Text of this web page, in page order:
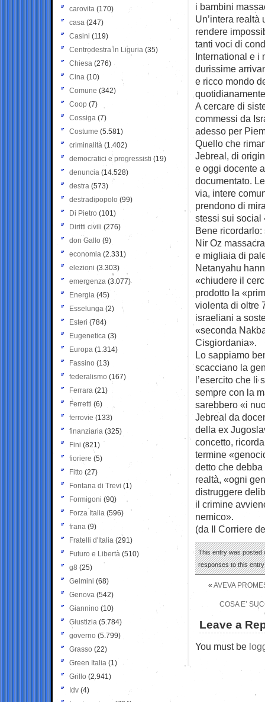
i bambini
Un’intera
rendere
tanti voci di
International e i
durissime
e ricco mondo
A cercare di
commessi da
adesso per
Quello che
Jebreal, di
e oggi docente
documentato.
via, intere
prendono di
stessi sui social
Bene
Nir Oz
e migliaia di
Netanyahu
«chiudere il
prodotto la
violenta di oltre
israeliani a
«seconda
Cisgiordania».
Lo sappiamo
scacciano la
l’esercito che li
sempre con la
sarebbero «i
Jebreal da
della ex
concetto,
termine
detto che
realtà, «ogni
distruggere
il crimine
nemico».
(da Il Corriere
This entry was posted
responses to this
« AVEVA
COSA E’
Leave a
You must be
carovita (170)
casa (247)
Casini (119)
Centrodestra in Liguria (35)
Chiesa (276)
Cina (10)
Comune (342)
Coop (7)
Cossiga (7)
Costume (5.581)
criminalità (1.402)
democratici e progressisti (19)
denuncia (14.528)
destra (573)
destradipopolo (99)
Di Pietro (101)
Diritti civili (276)
don Gallo (9)
economia (2.331)
elezioni (3.303)
emergenza (3.077)
Energia (45)
Esselunga (2)
Esteri (784)
Eugenetica (3)
Europa (1.314)
Fassino (13)
federalismo (167)
Ferrara (21)
Ferretti (6)
ferrovie (133)
finanziaria (325)
Fini (821)
fioriere (5)
Fitto (27)
Fontana di Trevi (1)
Formigoni (90)
Forza Italia (596)
frana (9)
Fratelli d'Italia (291)
Futuro e Libertà (510)
g8 (25)
Gelmini (68)
Genova (542)
Giannino (10)
Giustizia (5.784)
governo (5.799)
Grasso (22)
Green Italia (1)
Grillo (2.941)
Idv (4)